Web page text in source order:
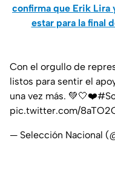
confirma que Erik Lira
estar para la final
Con el orgullo de
listos para sentir el
una vez más. 💚🤍❤️
pic.twitter.com/
— Selección Nacional